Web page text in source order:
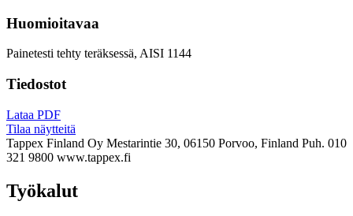
Huomioitavaa
Painetesti tehty teräksessä, AISI 1144
Tiedostot
Lataa PDF
Tilaa näytteitä
Tappex Finland Oy Mestarintie 30, 06150 Porvoo, Finland Puh. 010
321 9800 www.tappex.fi
Työkalut